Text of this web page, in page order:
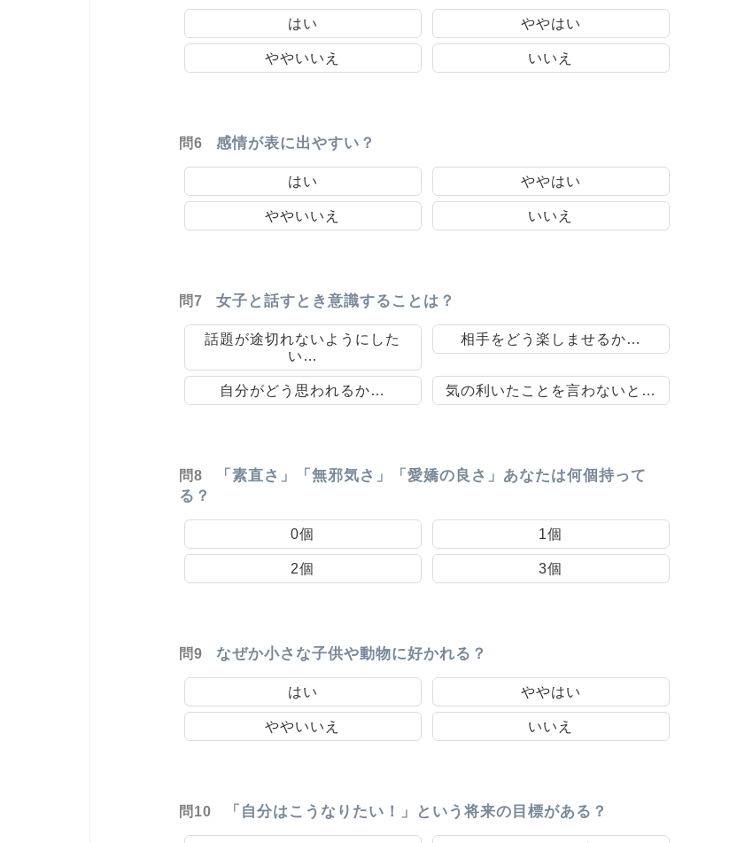
はい ややはい
ややいいえ いいえ
問6 感情が表に出やすい？
はい ややはい
ややいいえ いいえ
問7 女子と話すとき意識することは？
話題が途切れないようにした
い…
相手をどう楽しませるか…
自分がどう思われるか… 気の利いたことを言わないと…
問8
「素直さ」「無邪気さ」「愛嬌の良さ」あなたは何個持って
る？
0個 1個
2個 3個
問9 なぜか小さな子供や動物に好かれる？
はい ややはい
ややいいえ いいえ
問10 「自分はこうなりたい！」という将来の目標がある？